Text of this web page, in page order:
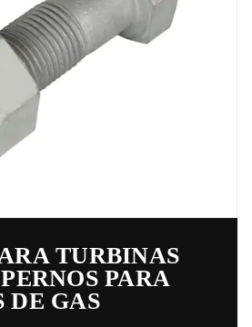
TURBINAS
PARA
DE GAS